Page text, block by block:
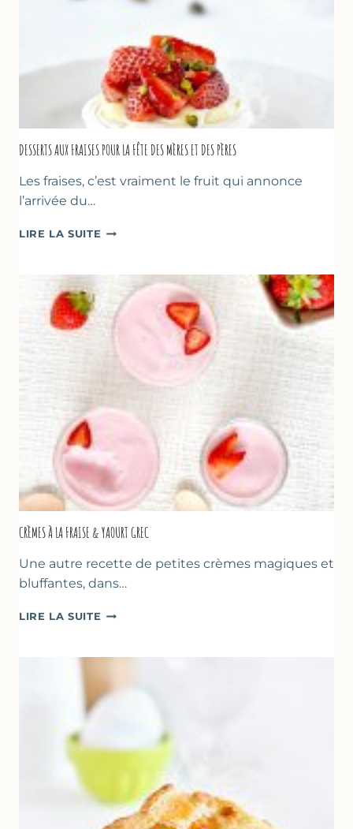
DESSERTS AUX FRAISES POUR LA FÊTE DES MÈRES ET DES PÈRES
Les fraises, c’est vraiment le fruit qui annonce
l’arrivée du…
LIRE LA SUITE DESSERTS
POUR
FÊTE
DES
CRÈMES À LA FRAISE & YAOURT GREC
Une autre recette de petites crèmes magiques et
bluffantes, dans…
LIRE LA SUITE CRÈMES
FRAISE
YAOURT
GREC